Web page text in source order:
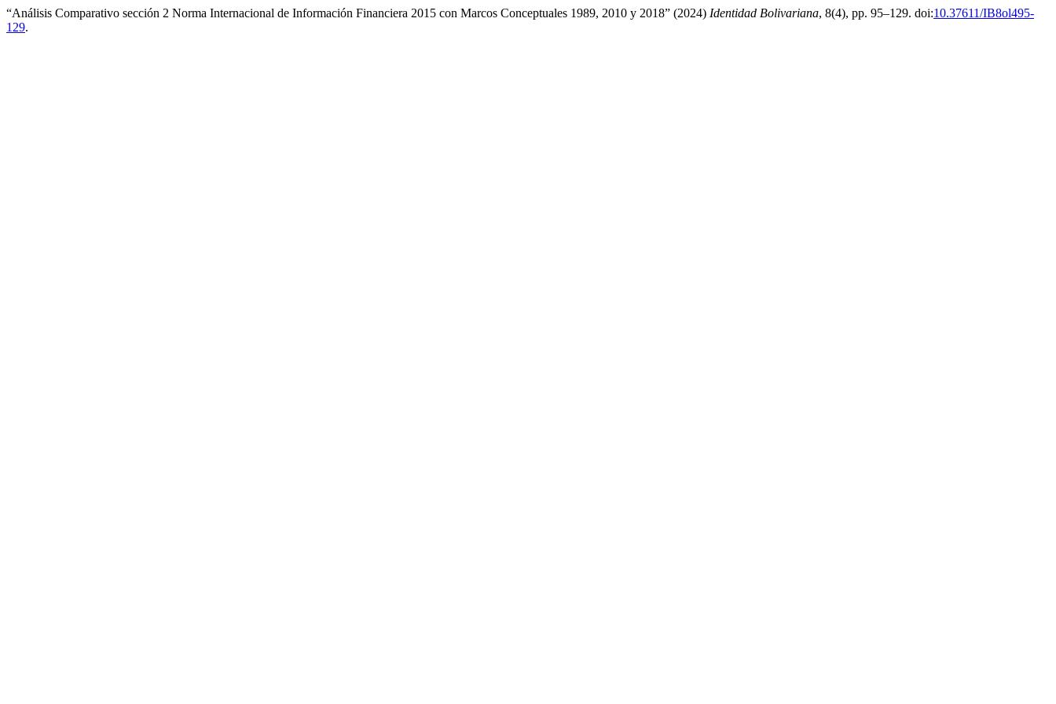
“Análisis Comparativo sección 2 Norma Internacional de Información Financiera 2015 con Marcos Conceptuales 1989, 2010 y 2018” (2024) Identidad Bolivariana, 8(4), pp. 95–129. doi:10.37611/IB8ol495-
129.